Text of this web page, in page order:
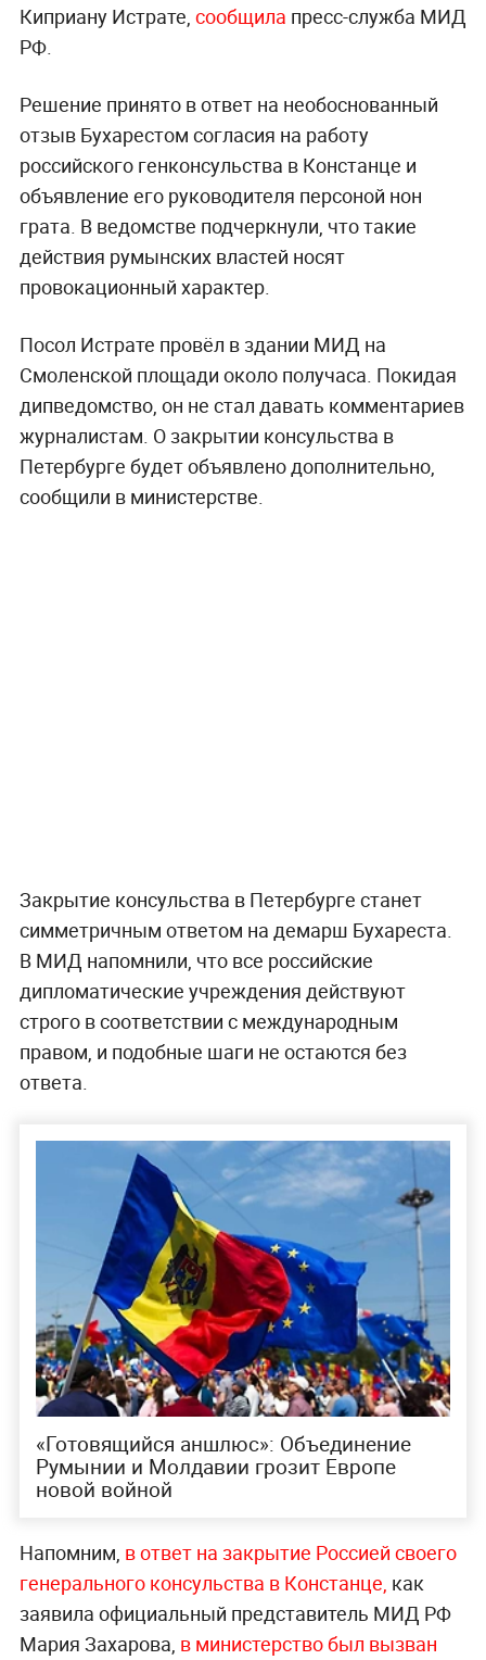
Киприану Истрате, сообщила пресс-служба МИД
РФ.
Решение принято в ответ на необоснованный
отзыв Бухарестом согласия на работу
российского генконсульства в Констанце и
объявление его руководителя персоной нон
грата. В ведомстве подчеркнули, что такие
действия румынских властей носят
провокационный характер.
Посол Истрате провёл в здании МИД на
Смоленской площади около получаса. Покидая
дипведомство, он не стал давать комментариев
журналистам. О закрытии консульства в
Петербурге будет объявлено дополнительно,
сообщили в министерстве.
Закрытие консульства в Петербурге станет
симметричным ответом на демарш Бухареста.
В МИД напомнили, что все российские
дипломатические учреждения действуют
строго в соответствии с международным
правом, и подобные шаги не остаются без
ответа.
«Готовящийся аншлюс»: Объединение
Румынии и Молдавии грозит Европе
новой войной
Напомним, в ответ на закрытие Россией своего
генерального консульства в Констанце, как
заявила официальный представитель МИД РФ
Мария Захарова, в министерство был вызван